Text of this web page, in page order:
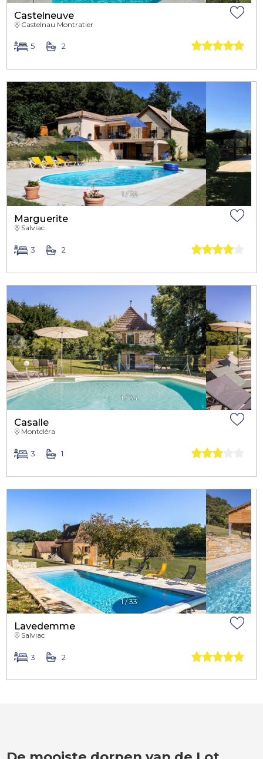
Castelneuve
Castelnau Montratier
5 2
1/35
Marguerite
Salviac
3 2
1/34
Casalle
Montcléra
3 1
1/33
Lavedemme
Salviac
3 2